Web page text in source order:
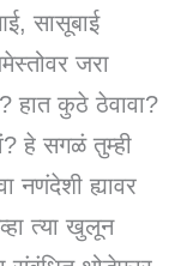
सासूबाई
जरा
हात कुठे ठेवावा?
हे सगळं तुम्ही
नणंदेशी ह्यावर
त्या खुलून